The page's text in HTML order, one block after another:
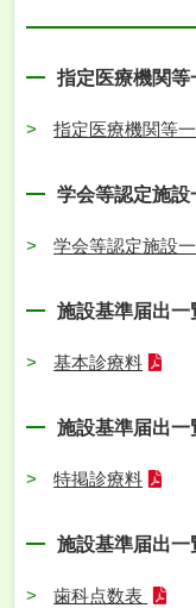
指定医療機関等
指定医療機関等
学会等認定施設
学会等認定施設
施設基準届出一
基本診療料
施設基準届出一
特掲診療料
施設基準届出一
歯科点数表